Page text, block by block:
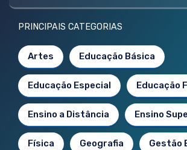
PRINCIPAIS CATEGORIAS
Artes Educação Básica
Educação Especial Educação
Ensino a Distância Ensino
Física Geografia Gestão